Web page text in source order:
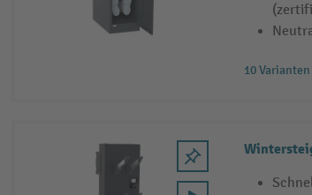
10 Varianten